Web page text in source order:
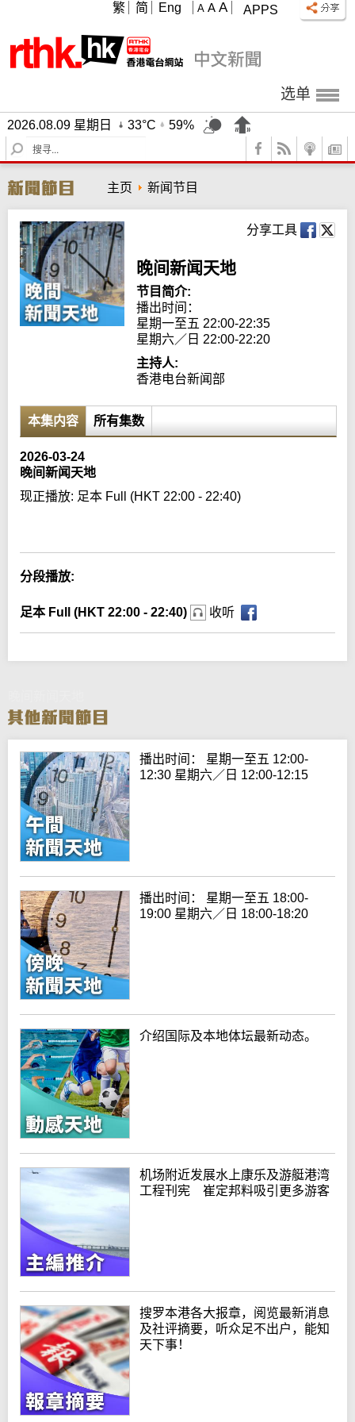
APPS
A A A
繁 简 Eng
选单
2026.08.09 星期日 33°C
59%
S
e
r
c
h
主页 新闻节目
分享工具
晚间新闻天地
节目简介:
播出时间：
星期一至五 22:00-22:35
星期六／日 22:00-22:20
主持人:
香港电台新闻部
本集内容 所有集数
2026-03-24
晚间新闻天地
现正播放: 足本 Full (HKT 22:00 - 22:40)
分段播放:
足本 Full (HKT 22:00 - 22:40) 收听
播出时间： 星期一至五 12:00-
12:30 星期六／日 12:00-12:15
播出时间： 星期一至五 18:00-
19:00 星期六／日 18:00-18:20
介绍国际及本地体坛最新动态。
机场附近发展水上康乐及游艇港湾
工程刊宪 崔定邦料吸引更多游客
搜罗本港各大报章，阅览最新消息
及社评摘要，听众足不出户，能知
天下事！